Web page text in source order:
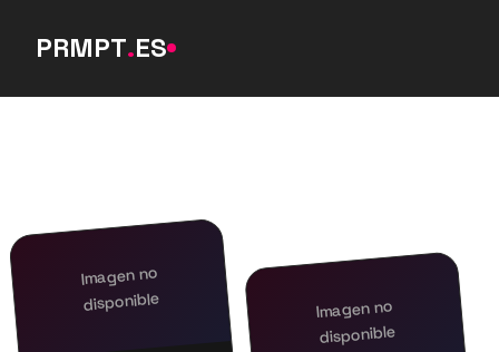
PRMPT.ES
Imagen no
disponible Imagen no
disponible